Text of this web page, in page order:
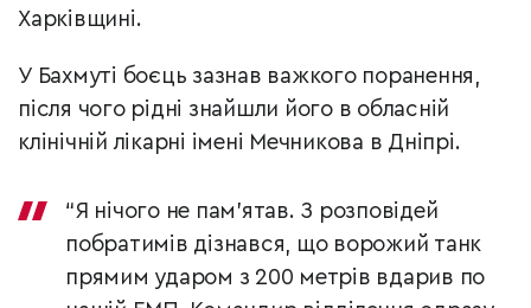
Харківщині.
У Бахмуті боєць зазнав важкого поранення,
після чого рідні знайшли його в обласній
клінічній лікарні імені Мечникова в Дніпрі.
“Я нічого не пам’ятав. З розповідей
побратимів дізнався, що ворожий танк
прямим ударом з 200 метрів вдарив по